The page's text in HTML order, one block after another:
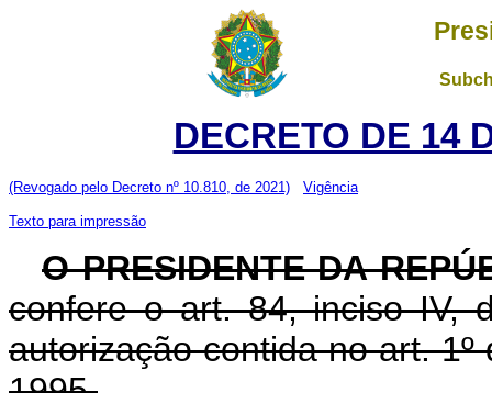
DECRETO DE 14
(Revogado pelo Decreto nº 10.810, de 2021) Vigência
Texto para impressão
O PRESIDENTE DA
confere o art. 84, inciso IV,
autorização contida no art.